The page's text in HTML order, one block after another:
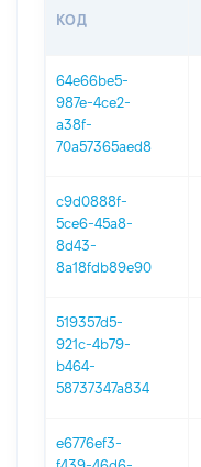
КОД
64e66be5-
987e-4ce2-
a38f-
70a57365aed8
c9d0888f-
5ce6-45a8-
8d43-
8a18fdb89e90
519357d5-
921c-4b79-
b464-
58737347a834
e6776ef3-